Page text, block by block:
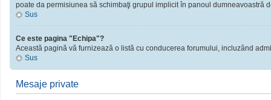
poate da permisiunea să schimbaţi grupul implicit în panoul dumneavoastră
Sus
Ce este pagina "Echipa"?
Această pagină vă furnizează o listă cu conducerea forumului, incluzând
Sus
Mesaje private